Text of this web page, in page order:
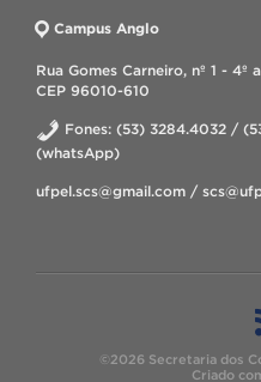
Campus Anglo
Rua Gomes Carneiro, nº 1 -
CEP 96010-610
Fones: (53) 3284.4032 /
(whatsApp)
ufpel.scs@gmail.com /
©2026 Secretaria dos
Criado